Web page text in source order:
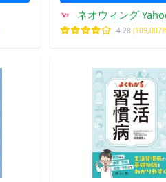
ネオウィング
4.28 (109,007